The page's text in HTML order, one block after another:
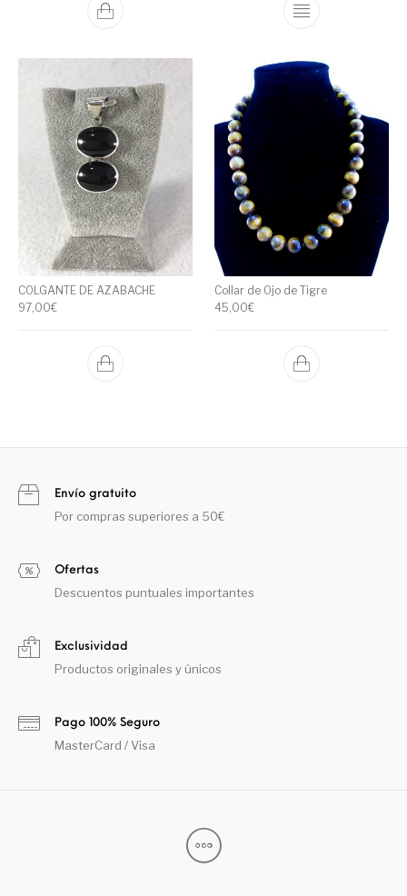
COLGANTE DE AZABACHE
97,00€
Collar de Ojo de Tigre
45,00€
Envío gratuito
Por compras superiores a 50€
Ofertas
Descuentos puntuales importantes
Exclusividad
Productos originales y únicos
Pago 100% Seguro
MasterCard / Visa